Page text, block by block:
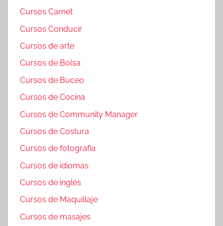
Cursos Carnet
Cursos Conducir
Cursos de arte
Cursos de Bolsa
Cursos de Buceo
Cursos de Cocina
Cursos de Community Manager
Cursos de Costura
Cursos de fotografía
Cursos de idiomas
Cursos de inglés
Cursos de Maquillaje
Cursos de masajes